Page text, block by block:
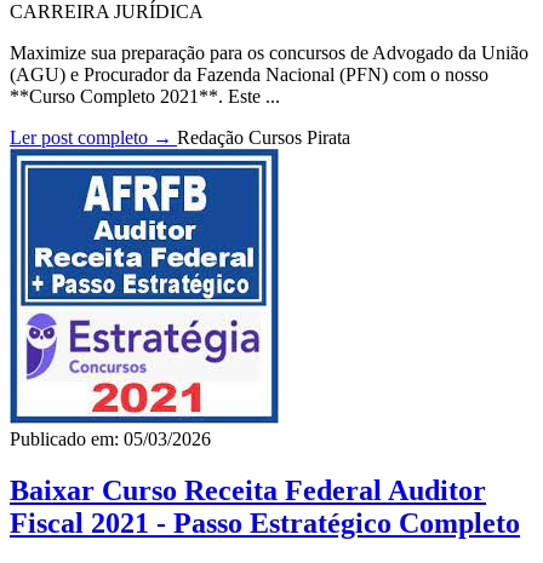
CARREIRA JURÍDICA
Maximize sua preparação para os concursos de Advogado da União
(AGU) e Procurador da Fazenda Nacional (PFN) com o nosso
**Curso Completo 2021**. Este ...
Ler post completo → Redação Cursos Pirata
Publicado em: 05/03/2026
Baixar Curso Receita Federal Auditor
Fiscal 2021 - Passo Estratégico Completo